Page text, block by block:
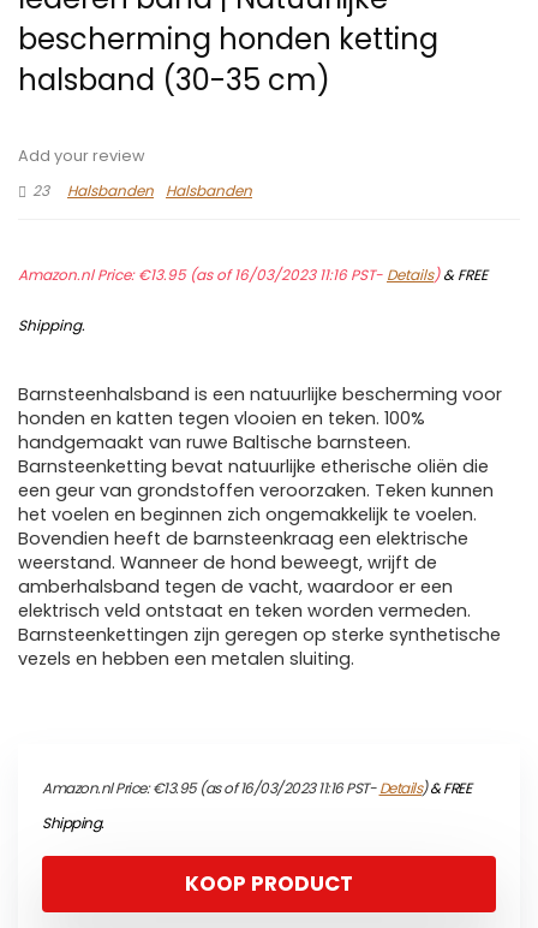
bescherming honden ketting
halsband (30-35 cm)
Add your review
23
Halsbanden Halsbanden
Amazon.nl Price:€13.95(as of 16/03/2023 11:16 PST- Details)&FREE
Shipping.
Barnsteenhalsband is een natuurlijke bescherming voor
honden en katten tegen vlooien en teken. 100%
handgemaakt van ruwe Baltische barnsteen.
Barnsteenketting bevat natuurlijke etherische oliën die
een geur van grondstoffen veroorzaken. Teken kunnen
het voelen en beginnen zich ongemakkelijk te voelen.
Bovendien heeft de barnsteenkraag een elektrische
weerstand. Wanneer de hond beweegt, wrijft de
amberhalsband tegen de vacht, waardoor er een
elektrisch veld ontstaat en teken worden vermeden.
Barnsteenkettingen zijn geregen op sterke synthetische
vezels en hebben een metalen sluiting.
Amazon.nl Price:€13.95(as of 16/03/2023 11:16 PST-Details)&FREE
Shipping.
KOOP PRODUCT